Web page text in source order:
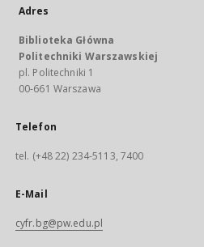
Adres
Biblioteka Główna
Politechniki Warszawskiej
pl. Politechniki 1
00-661 Warszawa
Telefon
tel. (+48 22) 234-5113, 7400
E-Mail
cyfr.bg@pw.edu.pl